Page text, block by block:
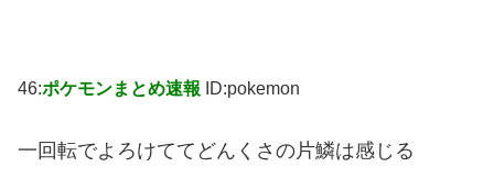
46:ポケモンまとめ速報 ID:pokemon
一回転でよろけててどんくさの片鱗は感じる